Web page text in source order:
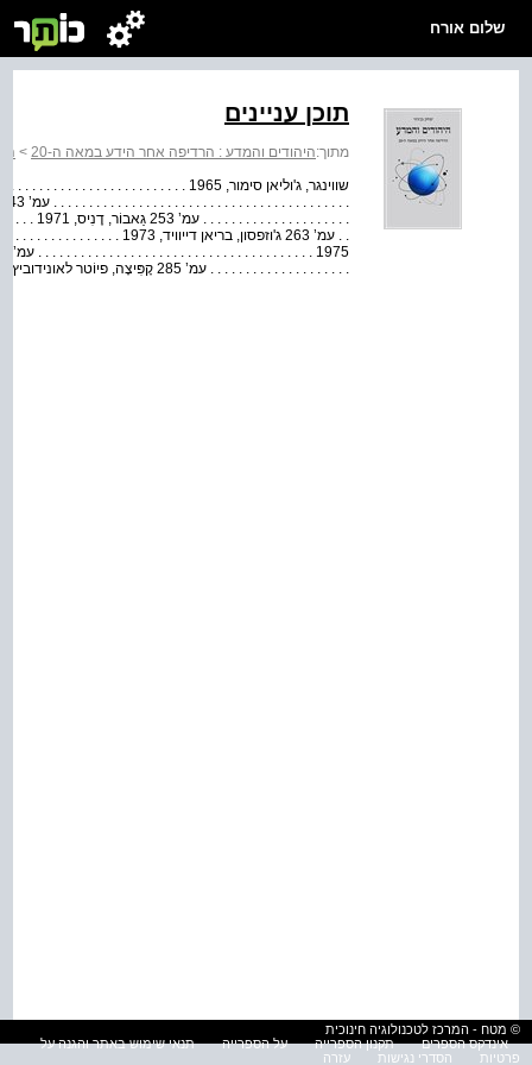
שלום אורח
תוכן עניינים
מתוך:היהודים והמדע : הרדיפה אחר הידע במאה ה-20 >
. . . . . . . . . . . . . . . . . . . . עמ’ 285 קָפִּיצָה, פיוֹטר לאונידוביץ', 1978 . . . . . . . . . . . . . . . . . . . . . . ....
© מטח - המרכז לטכנולוגיה חינוכית
אינדקס הספרים
תקנון הספרייה על הספרייה
תנאי שימוש באתר והגנה על
פרטיות
הסדרי נגישות עזרה